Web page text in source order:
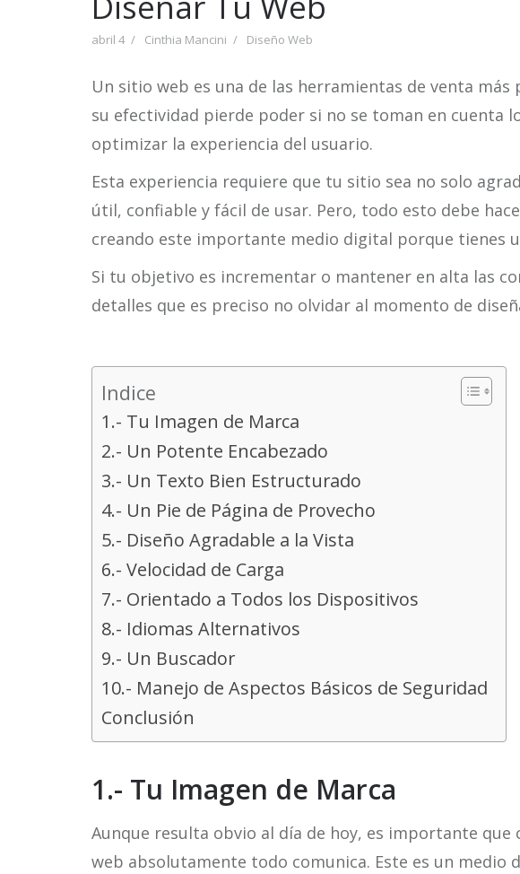
abril 4 Cinthia Mancini Diseño Web
Un sitio web es una de las herramientas de venta más
su efectividad pierde poder si no se toman en cuenta
optimizar la experiencia del usuario.
Esta experiencia requiere que tu sitio sea no solo
útil, confiable y fácil de usar. Pero, todo esto debe
creando este importante medio digital porque tienes
Si tu objetivo es incrementar o mantener en alta las
detalles que es preciso no olvidar al momento de
Indice
1.- Tu Imagen de Marca
2.- Un Potente Encabezado
3.- Un Texto Bien Estructurado
4.- Un Pie de Página de Provecho
5.- Diseño Agradable a la Vista
6.- Velocidad de Carga
7.- Orientado a Todos los Dispositivos
8.- Idiomas Alternativos
9.- Un Buscador
10.- Manejo de Aspectos Básicos de Seguridad
Conclusión
1.- Tu Imagen de Marca
Aunque resulta obvio al día de hoy, es importante que
web absolutamente todo comunica. Este es un medio